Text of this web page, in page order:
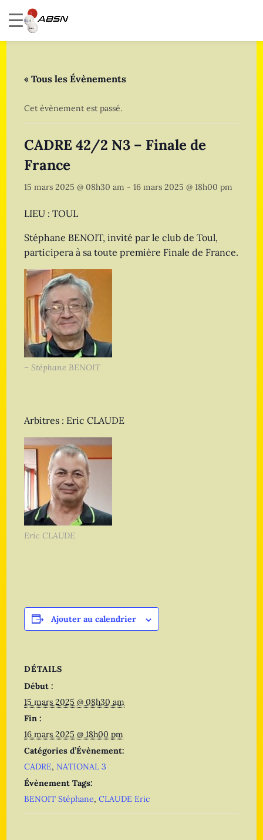
« Tous les Évènements
Cet évènement est passé.
CADRE 42/2 N3 – Finale de
France
15 mars 2025 @ 08h30 am -16 mars 2025 @ 18h00 pm
LIEU : TOUL
Stéphane BENOIT, invité par le club de Toul,
participera à sa toute première Finale de France.
– Stéphane BENOIT
Arbitres : Eric CLAUDE
Eric CLAUDE
Ajouter au calendrier
DÉTAILS
Début :
15 mars 2025 @ 08h30 am
Fin :
16 mars 2025 @ 18h00 pm
Catégories d’Évènement:
CADRE, NATIONAL 3
Évènement Tags:
BENOIT Stéphane,CLAUDE Eric